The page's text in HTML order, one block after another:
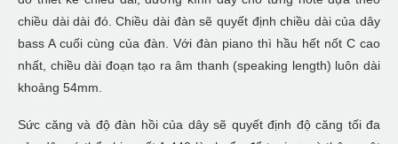
chiều dài dài đó. Chiều dài đàn sẽ quyết định chiều dài của dây
bass A cuối cùng của đàn. Với đàn piano thì hầu hết nốt C cao
nhất, chiều dài đoạn tạo ra âm thanh (speaking length) luôn dài
khoảng 54mm.
Sức căng và độ đàn hồi của dây sẽ quyết định độ căng tối đa